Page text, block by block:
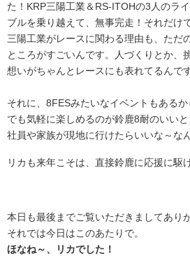
た！KRP三陽工業＆RS-ITOHの3人のラ
ブルを乗り越えて、無事完走！それだけ
三陽工業がレースに関わる理由も、ただ
ところがすごいんです。人づくりとか、
想いがちゃんとレースにも表れてるんで
それに、8FESみたいなイベントもある
でも気軽に楽しめるのが鈴鹿8耐のいい
社員や家族が現地に行けたらいいな～な
リカも来年こそは、直接鈴鹿に応援に駆
本日も最後までご覧いただきましてあり
それでは今日はこのあたりで。
ほなね～、リカでした！